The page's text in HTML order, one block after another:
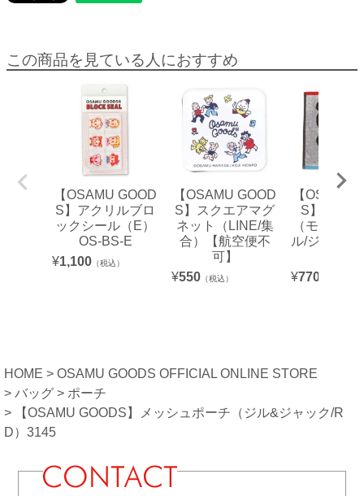
この商品を見ている人におすすめ
【OSAMU GOOD
S】アクリルブロ
ックシール（E）
OS-BS-E
¥1,100 （税込）
【OSAMU GOOD
S】スクエアマグ
ネット（LINE/集
合）【航空便不
可】
¥550 （税込）
【OSAMU
S】ミニ
（モノクロ
ル/ジル）
¥770
HOME
OSAMU GOODS OFFICIAL ONLINE STORE
バッグ
ポーチ
【OSAMU GOODS】メッシュポーチ（ジル&ジャック/R
D）3145